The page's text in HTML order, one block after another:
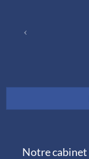
Notre cabinet